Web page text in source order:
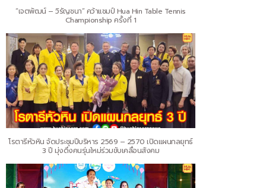
“เจตพัฒน์ – วิรัญชนา” คว้าแชมป์ Hua Hin Table Tennis
Championship ครั้งที่ 1
โรตารีหัวหิน จัดประชุมปีบริหาร 2569 – 2570 เปิดแผนกลยุทธ์
3 ปี มุ่งดึงคนรุ่นใหม่ร่วมขับเคลื่อนสังคม